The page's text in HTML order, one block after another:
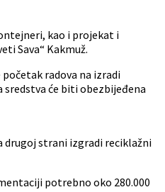
kao i projekat i
Sava“ Kakmuž.
radova na izradi
će biti obezbijeđena
drugoj strani izgradi reciklažni
potrebno oko 280.000